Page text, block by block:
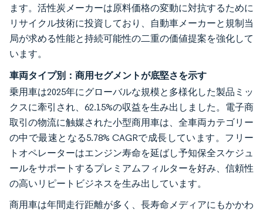
ます。活性炭メーカーは原料価格の変動に対抗するために
リサイクル技術に投資しており、自動車メーカーと規制当
局が求める性能と持続可能性の二重の価値提案を強化して
います。
車両タイプ別：商用セグメントが底堅さを示す
乗用車は2025年にグローバルな規模と多様化した製品ミッ
クスに牽引され、62.15%の収益を生み出しました。電子商
取引の物流に触媒された小型商用車は、全車両カテゴリー
の中で最速となる5.78% CAGRで成長しています。フリー
トオペレーターはエンジン寿命を延ばし予知保全スケジュ
ールをサポートするプレミアムフィルターを好み、信頼性
の高いリピートビジネスを生み出しています。
商用車は年間走行距離が多く、長寿命メディアにもかかわ